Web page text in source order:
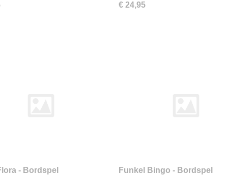
€ 24,95
- Bordspel Funkel Bingo - Bordspel